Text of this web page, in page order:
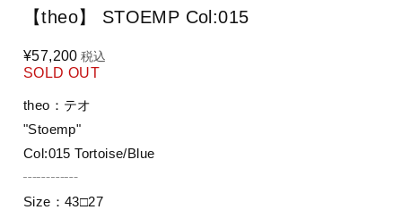
【theo】 STOEMP Col:015
¥57,200 税込
SOLD OUT
theo：テオ
"Stoemp"
Col:015 Tortoise/Blue
┄┄┄┄
Size：43□27